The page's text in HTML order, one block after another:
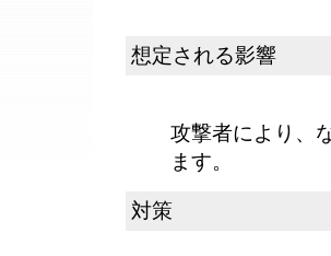
想定される影響
攻撃者により、
ます。
対策